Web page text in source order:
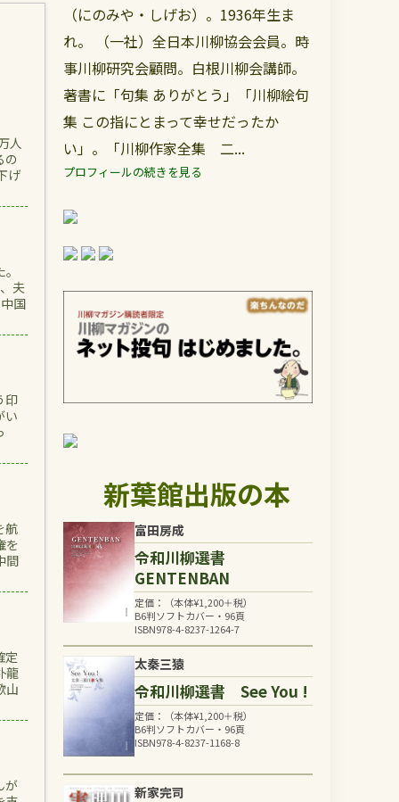
人
の
げ
夫
国
印
い
航
を
間
定
龍
山
が
（にのみや・しげお）。1936年生ま
れ。 （一社）全日本川柳協会会員。時
事川柳研究会顧問。白根川柳会講師。
著書に「句集 ありがとう」「川柳絵句
集 この指にとまって幸せだったか
い」。「川柳作家全集 二...
プロフィールの続きを見る
新葉館出版の本
富田房成
令和川柳選書
GENTENBAN
定価：（本体¥1,200＋税）
B6判ソフトカバー・96頁
ISBN978-4-8237-1264-7
太秦三猿
令和川柳選書 See You !
定価：（本体¥1,200＋税）
B6判ソフトカバー・96頁
ISBN978-4-8237-1168-8
新家完司